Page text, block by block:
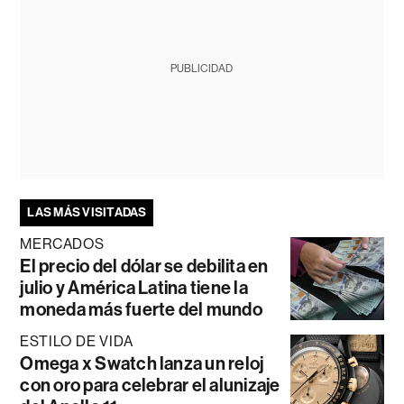
PUBLICIDAD
LAS MÁS VISITADAS
MERCADOS
El precio del dólar se debilita en
julio y América Latina tiene la
moneda más fuerte del mundo
ESTILO DE VIDA
Omega x Swatch lanza un reloj
con oro para celebrar el alunizaje